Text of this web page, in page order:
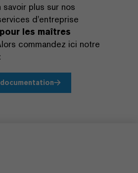
plus sur nos
d'entreprise
pour les maîtres
commandez ici notre